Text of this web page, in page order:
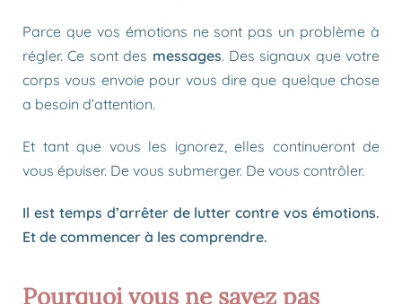
Parce que vos émotions ne sont pas un problème à
régler. Ce sont des messages. Des signaux que votre
corps vous envoie pour vous dire que quelque chose
a besoin d’attention.
Et tant que vous les ignorez, elles continueront de
vous épuiser. De vous submerger. De vous contrôler.
Il est temps d’arrêter de lutter contre vos émotions.
Et de commencer à les comprendre.
Pourquoi vous ne savez pas